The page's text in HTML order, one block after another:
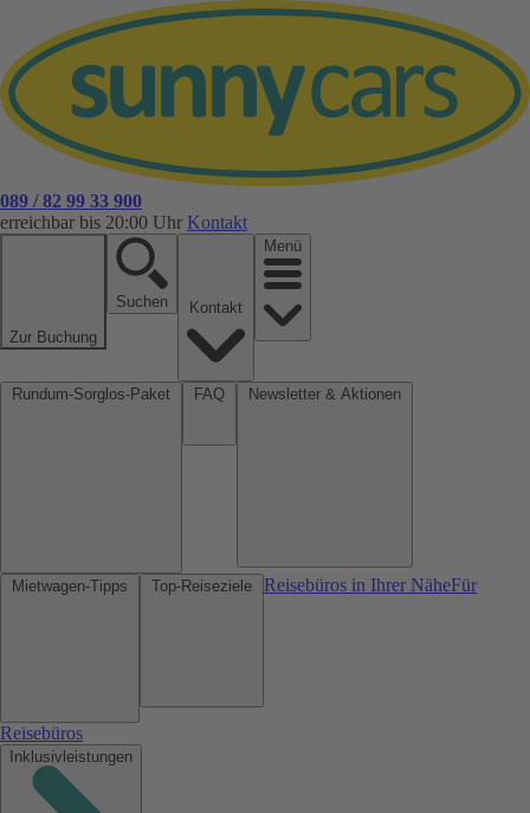
089 / 82 99 33 900
erreichbar bis 20:00 Uhr Kontakt
Zur Buchung
Suchen
Menü
Reisebüros in Ihrer NäheFür
Reisebüros
Inklusivleistungen